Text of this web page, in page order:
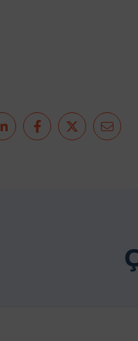
Partager sur LinkedIn
Partager sur
Partager